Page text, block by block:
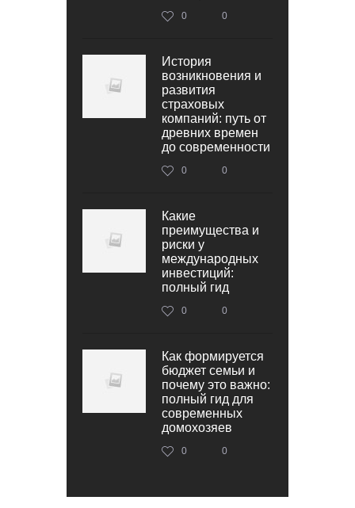
0 0
История
возникновения и
развития
страховых
компаний: путь от
древних времен
до современности
0 0
Какие
преимущества и
риски у
международных
инвестиций:
полный гид
0 0
Как формируется
бюджет семьи и
почему это важно:
полный гид для
современных
домохозяев
0 0